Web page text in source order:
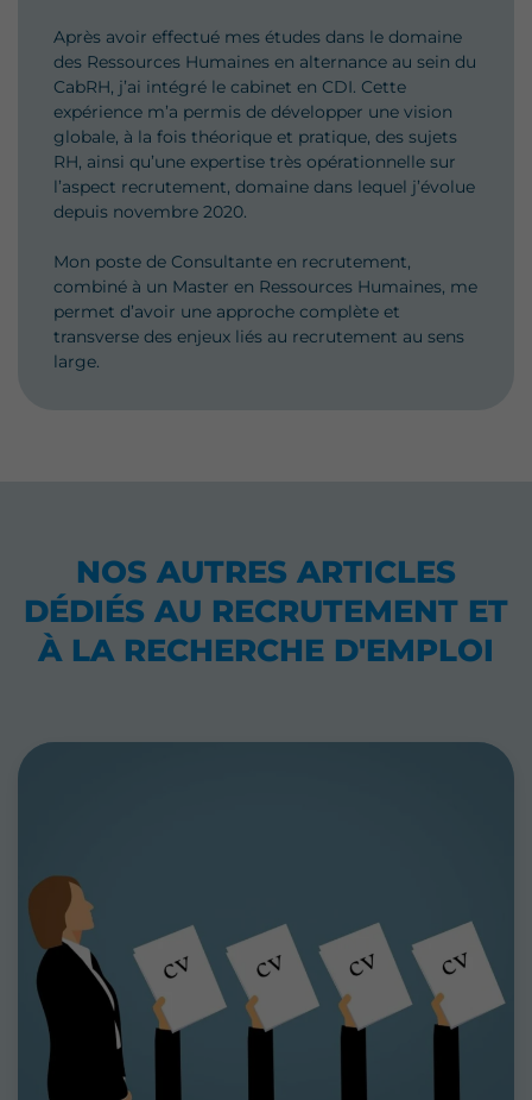
Après avoir effectué mes études dans le domaine
des Ressources Humaines en alternance au sein du
CabRH, j’ai intégré le cabinet en CDI. Cette
expérience m’a permis de développer une vision
globale, à la fois théorique et pratique, des sujets
RH, ainsi qu’une expertise très opérationnelle sur
l’aspect recrutement, domaine dans lequel j’évolue
depuis novembre 2020.
Mon poste de Consultante en recrutement,
combiné à un Master en Ressources Humaines, me
permet d’avoir une approche complète et
transverse des enjeux liés au recrutement au sens
large.
NOS AUTRES ARTICLES
DÉDIÉS AU RECRUTEMENT ET
À LA RECHERCHE D'EMPLOI